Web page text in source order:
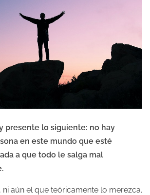
presente lo siguiente: no hay
en este mundo que esté
a que todo le salga mal
aún el que teóricamente lo merezca.